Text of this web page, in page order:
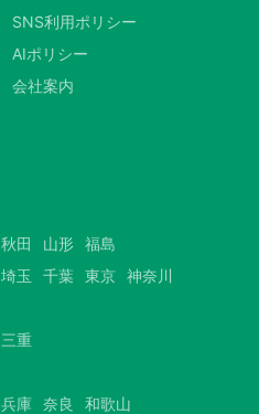
SNS利用ポリシー
AIポリシー
会社案内
秋田 山形 福島
埼玉 千葉 東京 神奈川
三重
兵庫 奈良 和歌山